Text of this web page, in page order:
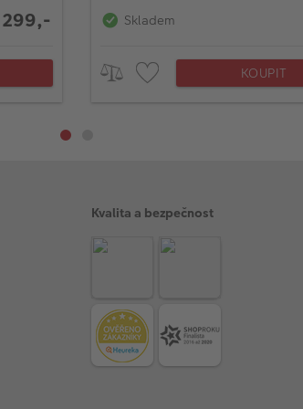
299,- Skladem
KOUPIT
Kvalita a bezpečnost